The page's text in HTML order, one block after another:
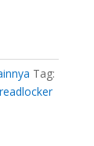
Tag: